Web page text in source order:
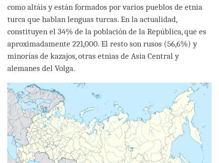
como altáis y están formados por varios pueblos de etnia
turca que hablan lenguas turcas. En la actualidad,
constituyen el 34% de la población de la República, que es
aproximadamente 221,000. El resto son rusos (56,6%) y
minorías de kazajos, otras etnias de Asia Central y
alemanes del Volga.